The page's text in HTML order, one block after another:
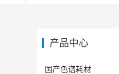
产品中心
国产色谱耗材